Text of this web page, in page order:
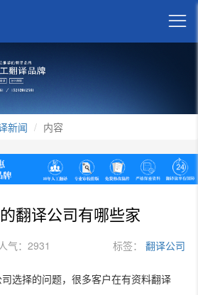

新闻 内容
翻译公司有哪些家
气：2931 标签： 翻译公司
选择的问题，很多客户在有资料翻译